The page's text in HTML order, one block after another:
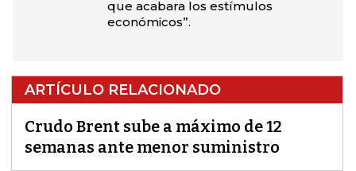
que acabara los estímulos
económicos”.
ARTÍCULO RELACIONADO
Crudo Brent sube a máximo de 12
semanas ante menor suministro